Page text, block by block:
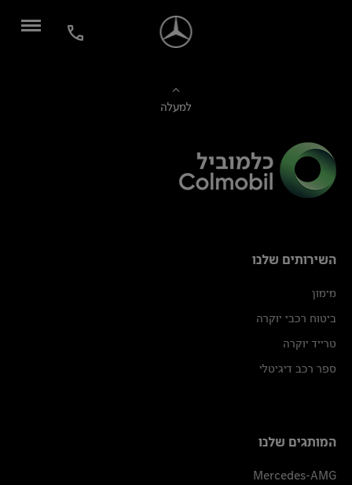
למעלה
השירותים שלנו
מימון
ביטוח רכבי יוקרה
טרייד יוקרה
ספר רכב דיגיטלי
המותגים שלנו
Mercedes-AMG